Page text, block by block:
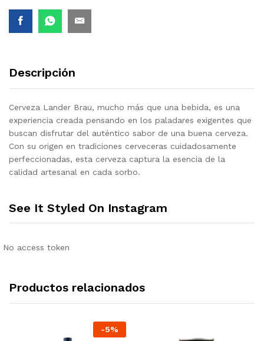
quantity
Descripción
Cerveza Lander Brau, mucho más que una bebida, es una
experiencia creada pensando en los paladares exigentes que
buscan disfrutar del auténtico sabor de una buena cerveza.
Con su origen en tradiciones cerveceras cuidadosamente
perfeccionadas, esta cerveza captura la esencia de la
calidad artesanal en cada sorbo.
See It Styled On Instagram
No access token
Productos relacionados
-5%